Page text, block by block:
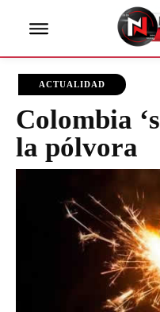
ACTUALIDAD
Colombia
la pólvora